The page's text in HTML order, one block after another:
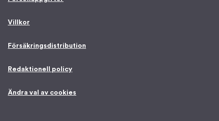
Villkor
Försäkringsdistribution
Redaktionell policy
Ändra val av cookies